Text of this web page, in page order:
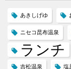
あきしげゆ
ニセコ昆布温泉
ランチ
吉松温泉 塩